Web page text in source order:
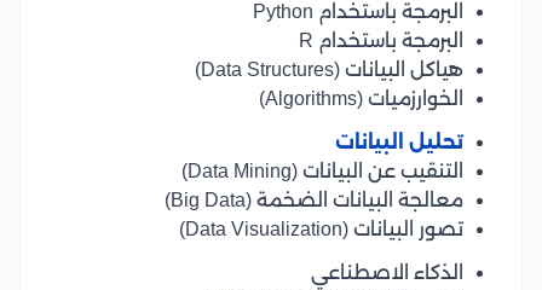
البرمجة باستخدام Python
البرمجة باستخدام R
هياكل البيانات (Data Structures)
الخوارزميات (Algorithms)
تحليل البيانات
التنقيب عن البيانات (Data Mining)
معالجة البيانات الضخمة (Big Data)
تصور البيانات (Data Visualization)
الذكاء الاصطناعي